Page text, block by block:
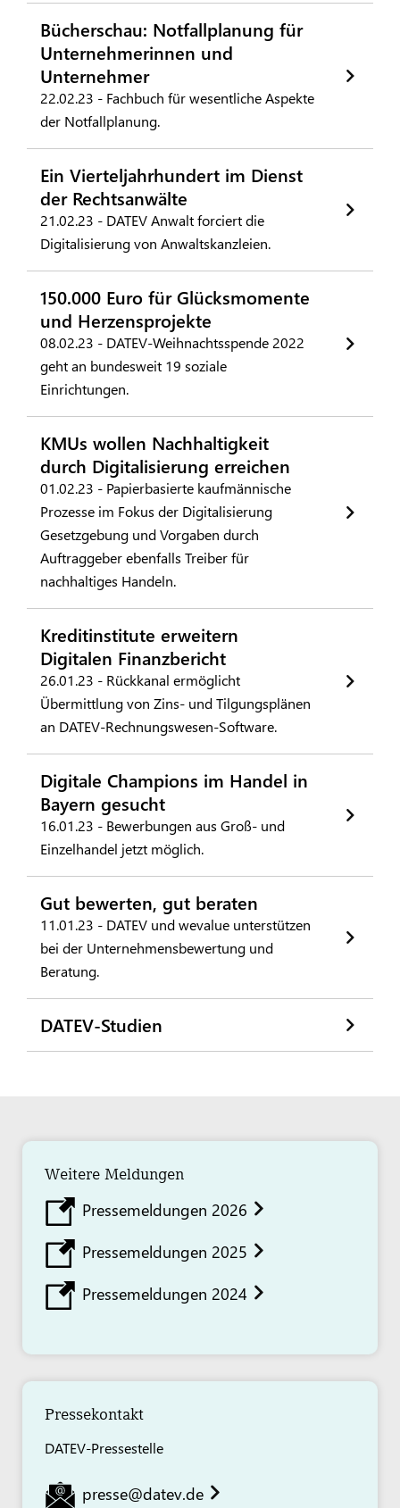
Bücherschau: Notfallplanung für
Unternehmerinnen und
Unternehmer
22.02.23 - Fachbuch für wesentliche Aspekte
der Notfallplanung.
Ein Vierteljahrhundert im Dienst
der Rechtsanwälte
21.02.23 - DATEV Anwalt forciert die
Digitalisierung von Anwaltskanzleien.
150.000 Euro für Glücksmomente
und Herzensprojekte
08.02.23 - DATEV-Weihnachtsspende 2022
geht an bundesweit 19 soziale
Einrichtungen.
KMUs wollen Nachhaltigkeit
durch Digitalisierung erreichen
01.02.23 - Papierbasierte kaufmännische
Prozesse im Fokus der Digitalisierung
Gesetzgebung und Vorgaben durch
Auftraggeber ebenfalls Treiber für
nachhaltiges Handeln.
Kreditinstitute erweitern
Digitalen Finanzbericht
26.01.23 - Rückkanal ermöglicht
Übermittlung von Zins- und Tilgungsplänen
an DATEV-Rechnungswesen-Software.
Digitale Champions im Handel in
Bayern gesucht
16.01.23 - Bewerbungen aus Groß- und
Einzelhandel jetzt möglich.
Gut bewerten, gut beraten
11.01.23 - DATEV und wevalue unterstützen
bei der Unternehmensbewertung und
Beratung.
DATEV-Studien
Weitere Meldungen
Pressemeldungen 2026
Pressemeldungen 2025
Pressemeldungen 2024
Pressekontakt
DATEV-Pressestelle
presse@datev.de